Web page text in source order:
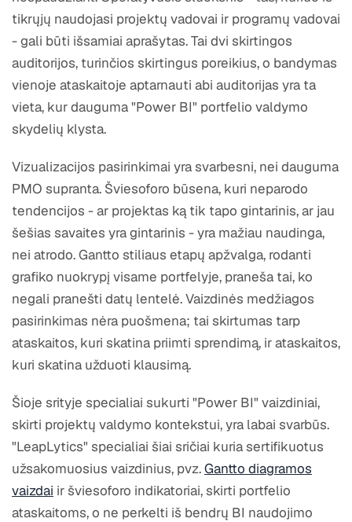
tikrųjų naudojasi projektų vadovai ir programų vadovai
- gali būti išsamiai aprašytas. Tai dvi skirtingos
auditorijos, turinčios skirtingus poreikius, o bandymas
vienoje ataskaitoje aptarnauti abi auditorijas yra ta
vieta, kur dauguma "Power BI" portfelio valdymo
skydelių klysta.
Vizualizacijos pasirinkimai yra svarbesni, nei dauguma
PMO supranta. Šviesoforo būsena, kuri neparodo
tendencijos - ar projektas ką tik tapo gintarinis, ar jau
šešias savaites yra gintarinis - yra mažiau naudinga,
nei atrodo. Gantto stiliaus etapų apžvalga, rodanti
grafiko nuokrypį visame portfelyje, praneša tai, ko
negali pranešti datų lentelė. Vaizdinės medžiagos
pasirinkimas nėra puošmena; tai skirtumas tarp
ataskaitos, kuri skatina priimti sprendimą, ir ataskaitos,
kuri skatina užduoti klausimą.
Šioje srityje specialiai sukurti "Power BI" vaizdiniai,
skirti projektų valdymo kontekstui, yra labai svarbūs.
"LeapLytics" specialiai šiai sričiai kuria sertifikuotus
užsakomuosius vaizdinius, pvz.Gantto diagramos
vaizdai ir šviesoforo indikatoriai, skirti portfelio
ataskaitoms, o ne perkelti iš bendrų BI naudojimo